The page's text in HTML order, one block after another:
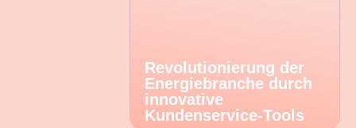
Revolutionierung der
Energiebranche durch
innovative
Kundenservice-Tools